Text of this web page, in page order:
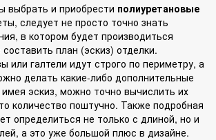
выбрать и приобрести полиуретановые
следует не просто точно знать
в котором будет производиться
план (эскиз) отделки.
или галтели идут строго по периметру, а
делать какие-либо дополнительные
эскиз, можно точно вычислить их
количество поштучно. Также подробная
определиться не только с длиной, но и
а это уже большой плюс в дизайне.